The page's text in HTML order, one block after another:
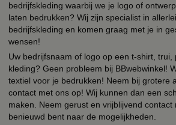
bedrijfskleding waarbij we je logo of
laten bedrukken? Wij zijn specialist in
bedrijfskleding en komen graag met je in
wensen!
Uw bedrijfsnaam of logo op een t-shirt,
kleding? Geen probleem bij BBwebwinkel!
textiel voor je bedrukken! Neem bij grotere
contact met ons op! Wij kunnen dan een
maken. Neem gerust en vrijblijvend contact
benieuwd bent naar de mogelijkheden.